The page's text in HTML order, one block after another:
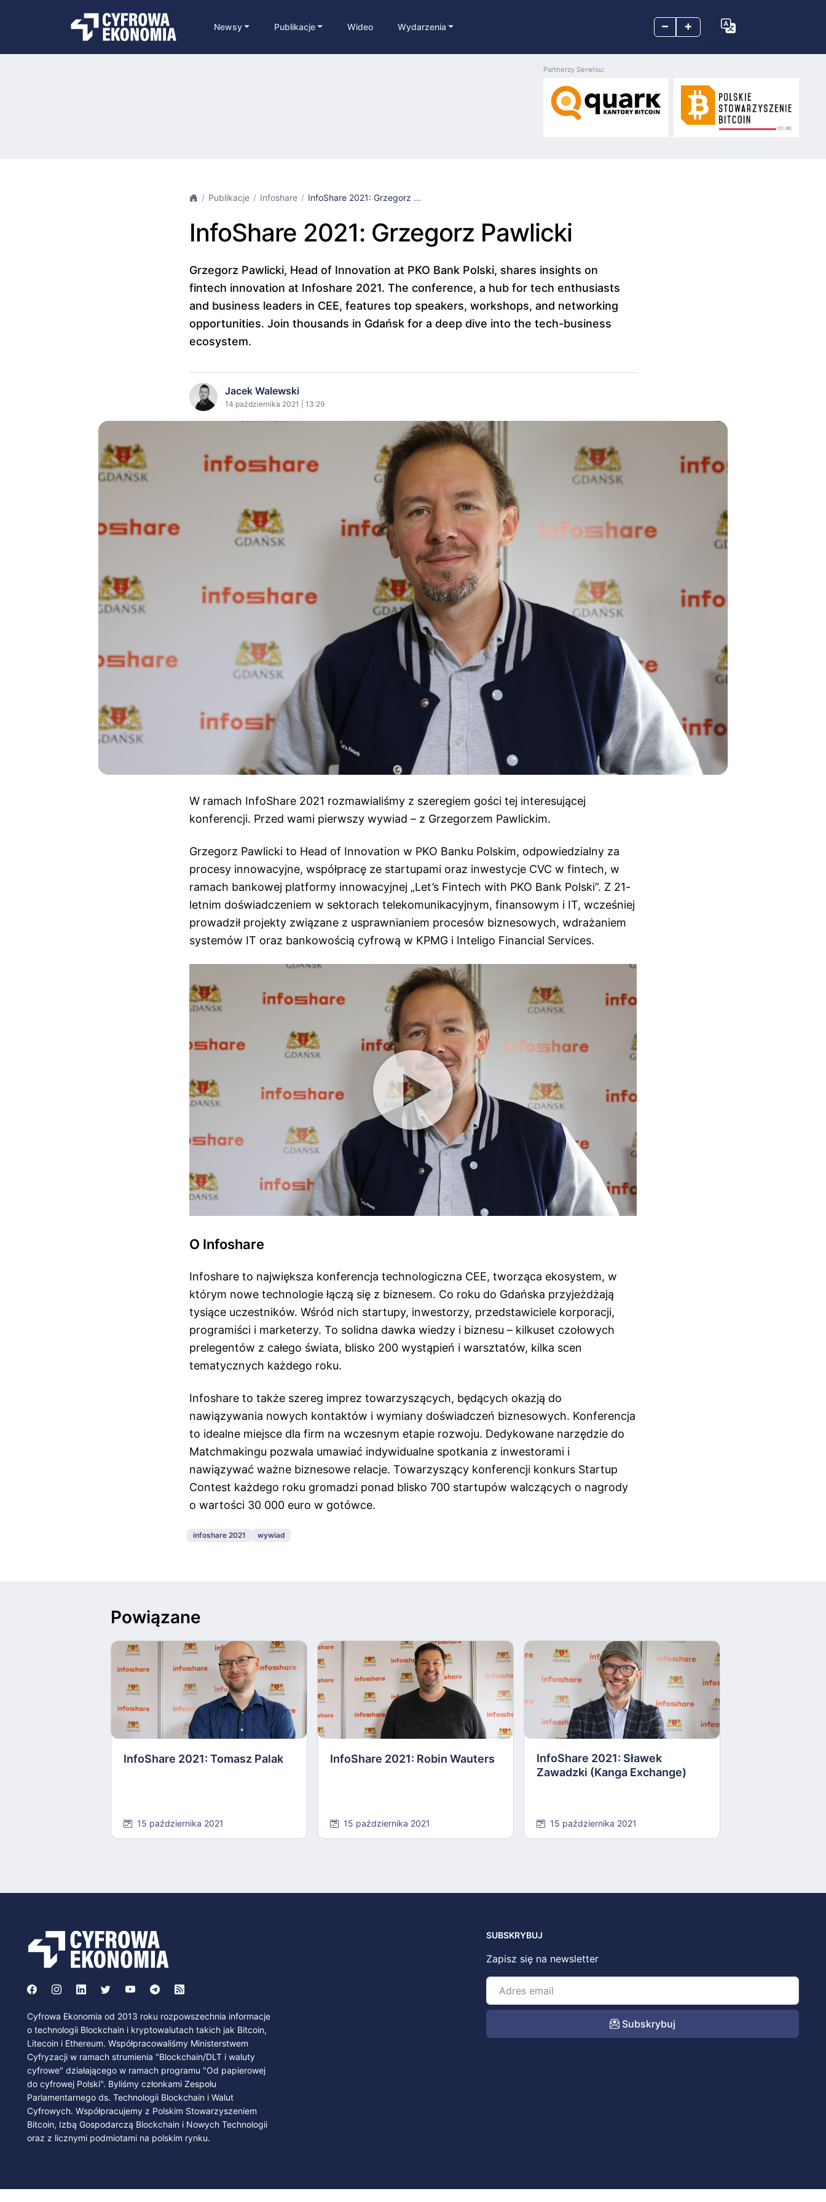
– +
Newsy Publikacje Wideo Wydarzenia
Partnerzy Serwisu:
Publikacje Infoshare InfoShare 2021: Grzegorz ...
InfoShare 2021: Grzegorz Pawlicki
Grzegorz Pawlicki, Head of Innovation at PKO Bank Polski, shares insights on
fintech innovation at Infoshare 2021. The conference, a hub for tech enthusiasts
and business leaders in CEE, features top speakers, workshops, and networking
opportunities. Join thousands in Gdańsk for a deep dive into the tech-business
ecosystem.
Jacek Walewski
14 października 2021 | 13:29
W ramach InfoShare 2021 rozmawialiśmy z szeregiem gości tej interesującej
konferencji. Przed wami pierwszy wywiad – z Grzegorzem Pawlickim.
Grzegorz Pawlicki to Head of Innovation w PKO Banku Polskim, odpowiedzialny za
procesy innowacyjne, współpracę ze startupami oraz inwestycje CVC w fintech, w
ramach bankowej platformy innowacyjnej „Let’s Fintech with PKO Bank Polski”. Z 21-
letnim doświadczeniem w sektorach telekomunikacyjnym, finansowym i IT, wcześniej
prowadził projekty związane z usprawnianiem procesów biznesowych, wdrażaniem
systemów IT oraz bankowością cyfrową w KPMG i Inteligo Financial Services.
O Infoshare
Infoshare to największa konferencja technologiczna CEE, tworząca ekosystem, w
którym nowe technologie łączą się z biznesem. Co roku do Gdańska przyjeżdżają
tysiące uczestników. Wśród nich startupy, inwestorzy, przedstawiciele korporacji,
programiści i marketerzy. To solidna dawka wiedzy i biznesu – kilkuset czołowych
prelegentów z całego świata, blisko 200 wystąpień i warsztatów, kilka scen
tematycznych każdego roku.
Infoshare to także szereg imprez towarzyszących, będących okazją do
nawiązywania nowych kontaktów i wymiany doświadczeń biznesowych. Konferencja
to idealne miejsce dla firm na wczesnym etapie rozwoju. Dedykowane narzędzie do
Matchmakingu pozwala umawiać indywidualne spotkania z inwestorami i
nawiązywać ważne biznesowe relacje. Towarzyszący konferencji konkurs Startup
Contest każdego roku gromadzi ponad blisko 700 startupów walczących o nagrody
o wartości 30 000 euro w gotówce.
infoshare 2021 wywiad
Powiązane
InfoShare 2021: Tomasz Palak
15 października 2021
InfoShare 2021: Robin Wauters
15 października 2021
InfoShare 2021: Sławek
Zawadzki (Kanga Exchange)
15 października 2021
Cyfrowa Ekonomia od 2013 roku rozpowszechnia informacje
o technologii Blockchain i kryptowalutach takich jak Bitcoin,
Litecoin i Ethereum. Współpracowaliśmy Ministerstwem
Cyfryzacji w ramach strumienia "Blockchain/DLT i waluty
cyfrowe" działającego w ramach programu "Od papierowej
do cyfrowej Polski". Byliśmy członkami Zespołu
Parlamentarnego ds. Technologii Blockchain i Walut
Cyfrowych. Współpracujemy z Polskim Stowarzyszeniem
Bitcoin, Izbą Gospodarczą Blockchain i Nowych Technologii
oraz z licznymi podmiotami na polskim rynku.
SUBSKRYBUJ
Zapisz się na newsletter
Subskrybuj